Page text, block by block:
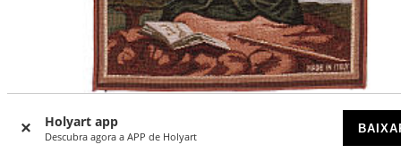
Holyart app
Descubra agora a APP de Holyart
Tapeçaria São Charbel 40x30 cm